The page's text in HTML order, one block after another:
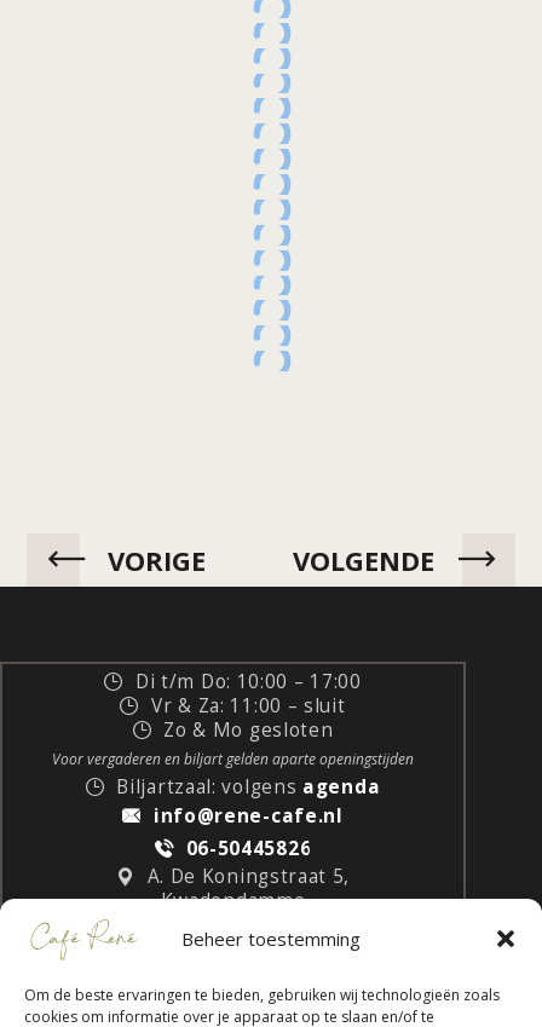
Beheer toestemming
Om de beste ervaringen te bieden, gebruiken wij technologieën zoals
cookies om informatie over je apparaat op te slaan en/of te
VORIGE VOLGENDE
Di t/m Do: 10:00 – 17:00
Vr & Za: 11:00 – sluit
Zo & Mo gesloten
Voor vergaderen en biljart gelden aparte openingstijden
Biljartzaal: volgens agenda
info@rene-cafe.nl
06-50445826
A. De Koningstraat 5,
Kwadendamme